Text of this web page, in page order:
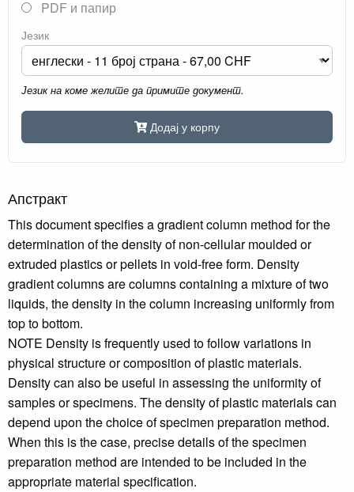
PDF и папир
Језик
Језик на коме желите да примите документ.
Додај у корпу
Апстракт
This document specifies a gradient column method for the
determination of the density of non-cellular moulded or
extruded plastics or pellets in void-free form. Density
gradient columns are columns containing a mixture of two
liquids, the density in the column increasing uniformly from
top to bottom.
NOTE Density is frequently used to follow variations in
physical structure or composition of plastic materials.
Density can also be useful in assessing the uniformity of
samples or specimens. The density of plastic materials can
depend upon the choice of specimen preparation method.
When this is the case, precise details of the specimen
preparation method are intended to be included in the
appropriate material specification.